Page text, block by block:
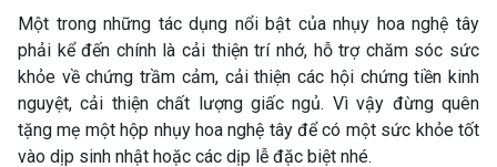
Một trong những tác dụng nổi bật của nhụy hoa nghệ tây
phải kể đến chính là cải thiện trí nhớ, hỗ trợ chăm sóc sức
khỏe về chứng trầm cảm, cải thiện các hội chứng tiền kinh
nguyệt, cải thiện chất lượng giấc ngủ. Vì vậy đừng quên
tặng mẹ một hộp nhụy hoa nghệ tây để có một sức khỏe tốt
vào dịp sinh nhật hoặc các dịp lễ đặc biệt nhé.